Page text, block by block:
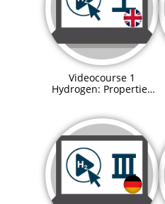
Videocourse 1
Hydrogen: Properties